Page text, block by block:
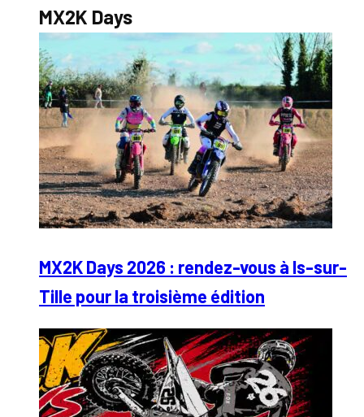
MX2K Days
MX2K Days 2026 : rendez-vous à Is-sur-
Tille pour la troisième édition